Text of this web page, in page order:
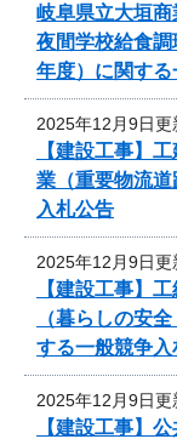
岐阜県立大垣
夜間学校給食
年度）に関す
2025年12月9日更
【建設工事】
業（重要物流
入札公告
2025年12月9日更
【建設工事】
（暮らしの安
する一般競争入
2025年12月9日更
【建設工事